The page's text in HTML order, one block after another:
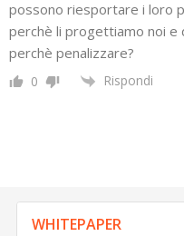
possono riesportare i loro
perchè li progettiamo noi e
perchè penalizzare?
0 Rispondi
WHITEPAPER